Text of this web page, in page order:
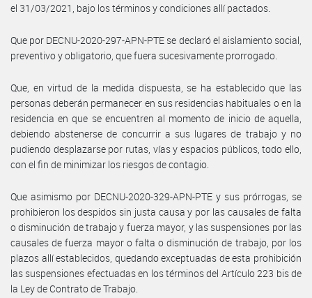
el 31/03/2021, bajo los términos y condiciones allí pactados.
Que por DECNU-2020-297-APN-PTE se declaró el aislamiento social,
preventivo y obligatorio, que fuera sucesivamente prorrogado.
Que, en virtud de la medida dispuesta, se ha establecido que las
personas deberán permanecer en sus residencias habituales o en la
residencia en que se encuentren al momento de inicio de aquella,
debiendo abstenerse de concurrir a sus lugares de trabajo y no
pudiendo desplazarse por rutas, vías y espacios públicos, todo ello,
con el fin de minimizar los riesgos de contagio.
Que asimismo por DECNU-2020-329-APN-PTE y sus prórrogas, se
prohibieron los despidos sin justa causa y por las causales de falta
o disminución de trabajo y fuerza mayor, y las suspensiones por las
causales de fuerza mayor o falta o disminución de trabajo, por los
plazos allí establecidos, quedando exceptuadas de esta prohibición
las suspensiones efectuadas en los términos del Artículo 223 bis de
la Ley de Contrato de Trabajo.